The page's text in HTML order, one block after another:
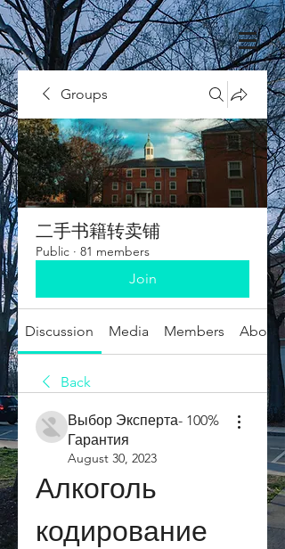
Groups
二手书籍转卖铺
Public · 81 members
Join
Discussion Media Members About
Back
Выбор Эксперта- 100%
Гарантия
August 30, 2023
Алкоголь
кодирование